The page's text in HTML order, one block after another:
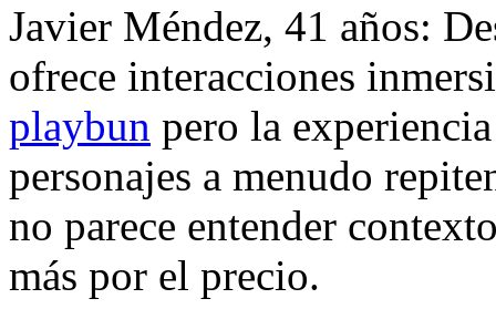
Javier Méndez, 41 años:
ofrece interacciones
playbun pero la
personajes a menudo
no parece entender
más por el precio.